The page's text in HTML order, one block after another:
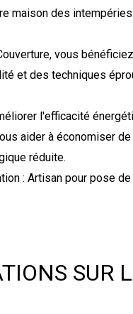
maison des intempéries.
vous
et des techniques
l'efficacité
aider à économiser
réduite.
: Artisan pour pose
SUR